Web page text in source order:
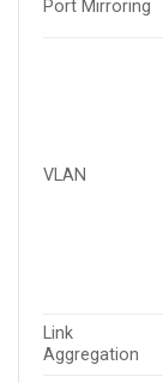
Port Mirroring
VLAN
Link
Aggregation